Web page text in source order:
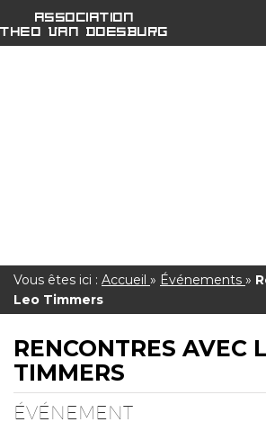
Association
Theo van Doesburg
Vous êtes ici : Accueil » Événements »
Leo Timmers
RENCONTRES AVEC
TIMMERS
ÉVÉNEMENT